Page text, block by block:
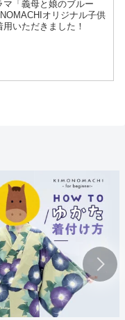
マ「義母と娘のブルー
オリジナル子供
いただきました！